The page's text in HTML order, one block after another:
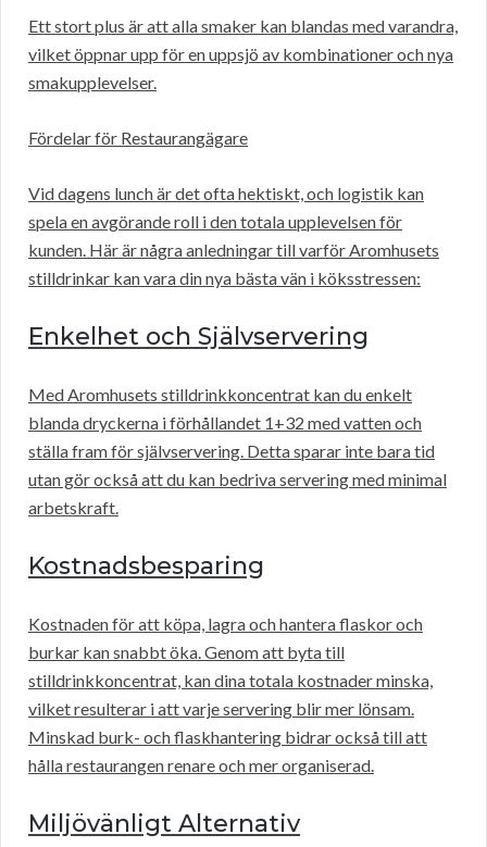
Ett stort plus är att alla smaker kan blandas med varandra,
vilket öppnar upp för en uppsjö av kombinationer och nya
smakupplevelser.
Fördelar för Restaurangägare
Vid dagens lunch är det ofta hektiskt, och logistik kan
spela en avgörande roll i den totala upplevelsen för
kunden. Här är några anledningar till varför Aromhusets
stilldrinkar kan vara din nya bästa vän i köksstressen:
Enkelhet och Självservering
Med Aromhusets stilldrinkkoncentrat kan du enkelt
blanda dryckerna i förhållandet 1+32 med vatten och
ställa fram för självservering. Detta sparar inte bara tid
utan gör också att du kan bedriva servering med minimal
arbetskraft.
Kostnadsbesparing
Kostnaden för att köpa, lagra och hantera flaskor och
burkar kan snabbt öka. Genom att byta till
stilldrinkkoncentrat, kan dina totala kostnader minska,
vilket resulterar i att varje servering blir mer lönsam.
Minskad burk- och flaskhantering bidrar också till att
hålla restaurangen renare och mer organiserad.
Miljövänligt Alternativ